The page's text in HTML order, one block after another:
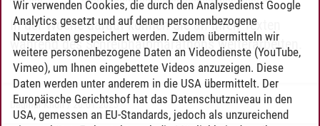
In der Woche darauf können Sie an Ihren Texten
während des Schreibhalbmarathons weiterarbeiten.
Dagmar Knorr/ 20.01.2023
Wir verwenden Cookies, die durch den Analysedienst Google
Analytics gesetzt und auf denen personenbezogene
Nutzerdaten gespeichert werden. Zudem übermitteln wir
weitere personenbezogene Daten an Videodienste (YouTube,
Vimeo), um Ihnen eingebettete Videos anzuzeigen. Diese
Daten werden unter anderem in die USA übermittelt. Der
Europäische Gerichtshof hat das Datenschutzniveau in den
USA, gemessen an EU-Standards, jedoch als unzureichend